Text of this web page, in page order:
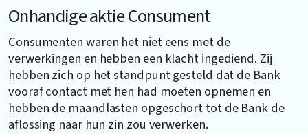
Onhandige aktie Consument
Consumenten waren het niet eens met de
verwerkingen en hebben een klacht ingediend. Zij
hebben zich op het standpunt gesteld dat de Bank
vooraf contact met hen had moeten opnemen en
hebben de maandlasten opgeschort tot de Bank de
aflossing naar hun zin zou verwerken.